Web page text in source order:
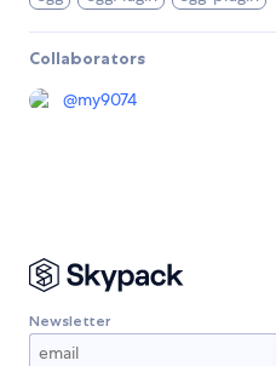
Collaborators
@my9074
Newsletter